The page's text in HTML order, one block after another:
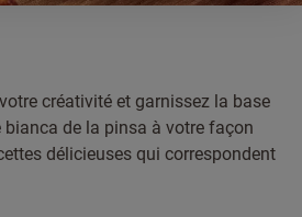
créativité et garnissez la base
de la pinsa à votre façon
délicieuses qui correspondent